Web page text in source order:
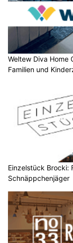
Weltew Diva Home
Familien und
Einzelstück Brocki:
Schnäppchenjäger